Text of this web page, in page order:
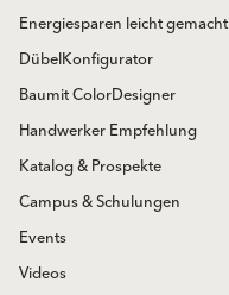
Energiesparen leicht gemacht
DübelKonfigurator
Baumit ColorDesigner
Handwerker Empfehlung
Katalog & Prospekte
Campus & Schulungen
Events
Videos